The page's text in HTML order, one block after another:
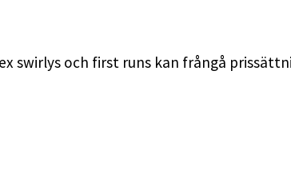
swirlys och first runs kan frångå